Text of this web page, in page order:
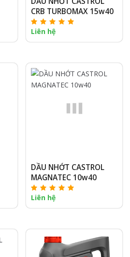
CRB TURBOMAX 15w40
Liên hệ
DẦU NHỚT CASTROL
MAGNATEC 10w40
Liên hệ